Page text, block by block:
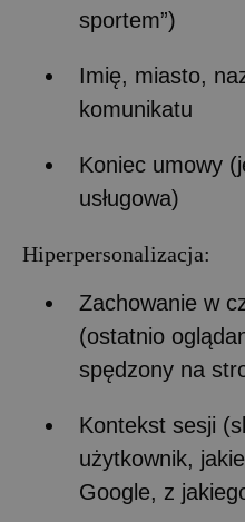
sportem”)
Imię, miasto,
komunikatu
Koniec umowy
usługowa)
Hiperpersonalizacja:
Zachowanie w
(ostatnio
spędzony na
Kontekst sesji
użytkownik,
Google, z